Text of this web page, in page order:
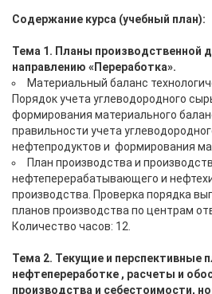
Содержание курса (учебный план):
Тема 1. Планы производственной
направлению «Переработка».
Материальный баланс
Порядок учета углеводородного
формирования материального
правильности учета
нефтепродуктов и формирования
План производства и
нефтеперерабатывающего и
производства. Проверка порядка
планов производства по центрам
Количество часов: 12.
Тема 2. Текущие и перспективные
нефтепереработке , расчеты и
производства и себестоимости,